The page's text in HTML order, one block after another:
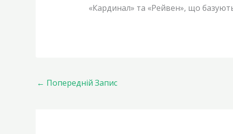
«Кардинал» та «Рейвен», що
← Попередній Запис